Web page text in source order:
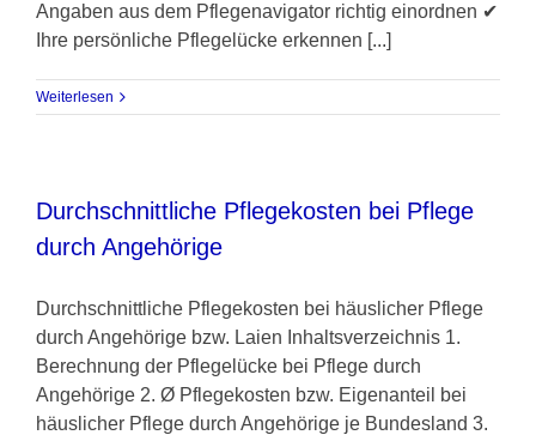
Angaben aus dem Pflegenavigator richtig einordnen ✔
Ihre persönliche Pflegelücke erkennen [...]
Weiterlesen
Durchschnittliche Pflegekosten bei Pflege
durch Angehörige
Durchschnittliche Pflegekosten bei häuslicher Pflege
durch Angehörige bzw. Laien Inhaltsverzeichnis 1.
Berechnung der Pflegelücke bei Pflege durch
Angehörige 2. Ø Pflegekosten bzw. Eigenanteil bei
häuslicher Pflege durch Angehörige je Bundesland 3.